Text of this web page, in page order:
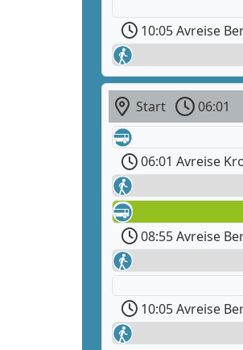
10:05 Avreise
Start 06:01
06:01 Avreise
08:55 Avreise
10:05 Avreise